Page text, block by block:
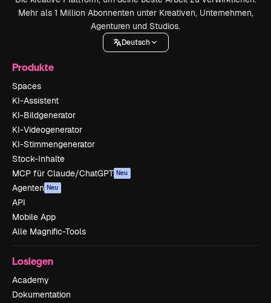
Mehr als 1 Million Abonnenten unter Kreativen, Unternehmen,
Agenturen und Studios.
Deutsch
Produkte
Spaces
KI-Assistent
KI-Bildgenerator
KI-Videogenerator
KI-Stimmengenerator
Stock-Inhalte
MCP für Claude/ChatGPT Neu
Agenten Neu
API
Mobile App
Alle Magnific-Tools
Loslegen
Academy
Dokumentation